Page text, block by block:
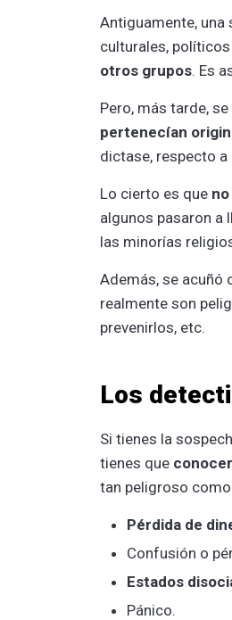
Antiguamente,
culturales,
otros grupos. Es
Pero, más tarde,
pertenecían
dictase, respecto
Lo cierto es que
algunos pasaron a
las minorías
Además, se acuñó
realmente son
prevenirlos, etc.
Los
Si tienes la
tienes que
tan peligroso
Pérdida de
Confusión o
Estados
Pánico.